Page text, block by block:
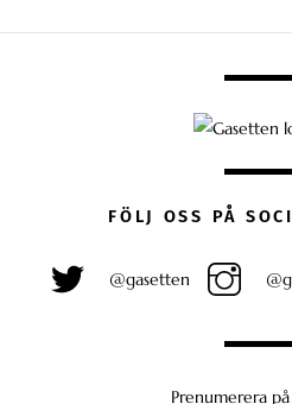
FÖLJ OSS PÅ
@gasetten
Prenumerera